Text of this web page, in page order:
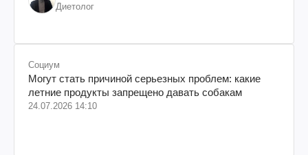
Диетолог
Социум
Могут стать причиной серьезных проблем: какие
летние продукты запрещено давать собакам
24.07.2026 14:10